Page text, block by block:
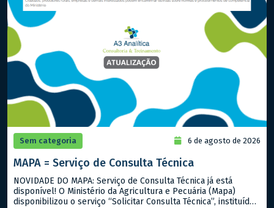
Sem categoria 6 de agosto de 2026
MAPA = Serviço de Consulta Técnica
NOVIDADE DO MAPA: Serviço de Consulta Técnica já está
disponível! O Ministério da Agricultura e Pecuária (Mapa)
disponibilizou o serviço “Solicitar Consulta Técnica”, instituído